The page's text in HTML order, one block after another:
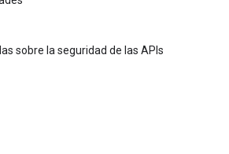
sobre la seguridad de las APIs